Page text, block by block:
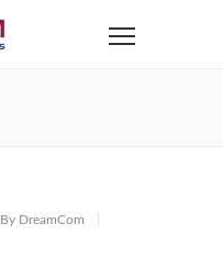
By DreamCom